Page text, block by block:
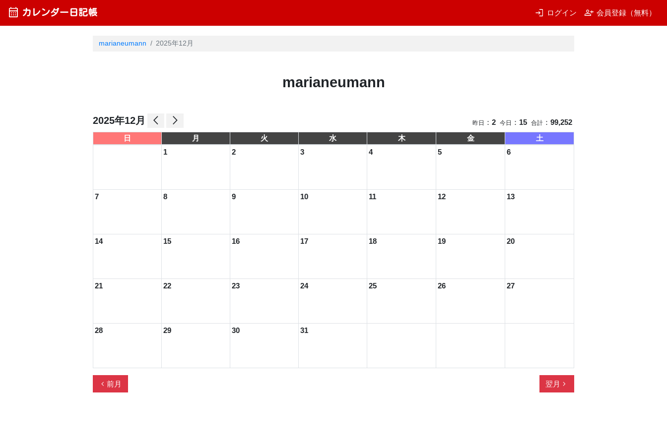
calendar_month カレンダー日記帳 login ログイン person_add 会員登録（無料）
marianeumann 2025年12月
marianeumann
2025年12月 arrow_back_ios arrow_forward_ios 昨日 ： 2 今日 ： 15 合計 ： 99,252
日
月 火 水 木 金
土
1
2 3 4 5 6
7 8 9 10 11 12 13
14 15 16 17 18 19 20
21 22 23 24 25 26 27
28 29 30 31
chevron_left前月 翌月 navigate_next